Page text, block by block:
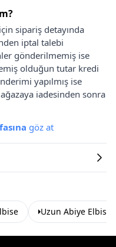
sipariş detayında
iptal talebi
gönderilmemiş ise
olduğun tutar kredi
yapılmış ise
iadesinden sonra
göz at
Uzun Abiye Elbise